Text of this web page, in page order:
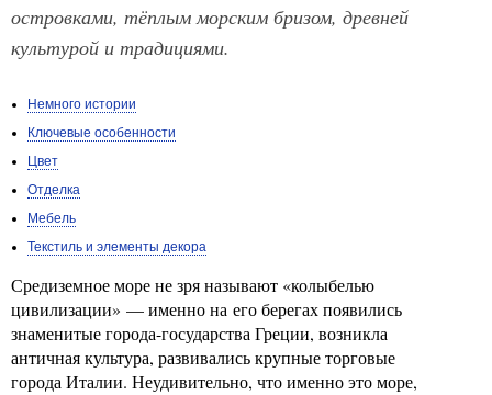
островками, тёплым морским бризом, древней
культурой и традициями.
Немного истории
Ключевые особенности
Цвет
Отделка
Мебель
Текстиль и элементы декора
Средиземное море не зря называют «колыбелью
цивилизации» — именно на его берегах появились
знаменитые города-государства Греции, возникла
античная культура, развивались крупные торговые
города Италии. Неудивительно, что именно это море,